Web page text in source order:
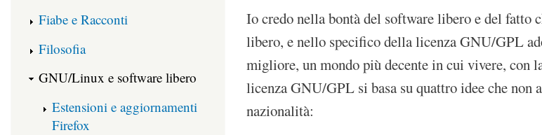
Io credo nella bontà del software libero e del fatto
libero, e nello specifico della licenza GNU/GPL
migliore, un mondo più decente in cui vivere, con
licenza GNU/GPL si basa su quattro idee che
nazionalità:
Fiabe e Racconti
Filosofia
GNU/Linux e software libero
Estensioni e aggiornamenti
Firefox